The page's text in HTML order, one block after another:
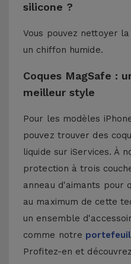
silicone ?
Vous pouvez nettoyer
un chiffon humide.
Coques MagSafe :
meilleur style
Pour les modèles
pouvez trouver des
liquide sur iServices. À
protection à trois
anneau d'aimants pour
au maximum de cette
un ensemble
comme notre
Profitez-en et